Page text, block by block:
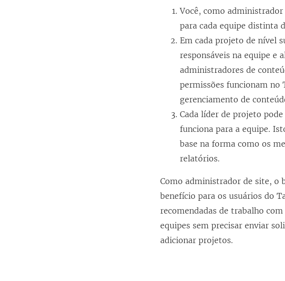
Você, como
para cada equipe distinta
Em cada projeto de nível
responsáveis na equipe e
administradores de
permissões funcionam no
gerenciamento de
Cada líder de projeto
funciona para a equipe.
base na forma como os
relatórios.
Como administrador de site, o
benefício para os usuários do
recomendadas de trabalho
equipes sem precisar enviar
adicionar projetos.